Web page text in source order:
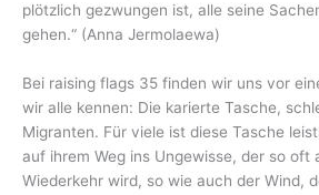
plötzlich gezwungen ist, alle seine
gehen.“ (Anna Jermolaewa)
Bei raising flags 35 finden wir uns vor
wir alle kennen: Die karierte Tasche,
Migranten. Für viele ist diese Tasche
auf ihrem Weg ins Ungewisse, der so oft
Wiederkehr wird, so wie auch der Wind,